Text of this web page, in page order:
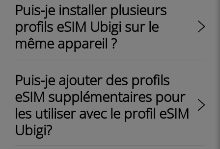
Puis-je installer plusieurs
profils eSIM Ubigi sur le
même appareil ?
Puis-je ajouter des profils
eSIM supplémentaires pour
les utiliser avec le profil eSIM
Ubigi?